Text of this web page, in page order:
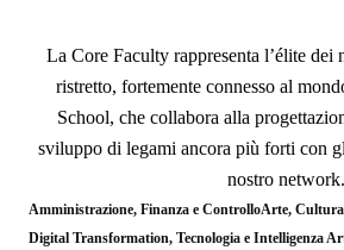
La Core Faculty rappresenta l’élite dei
ristretto, fortemente connesso al
School, che collabora alla
sviluppo di legami ancora più forti con
nostro network.
Amministrazione, Finanza e ControlloArte,
Digital Transformation, Tecnologia e Intelligenza